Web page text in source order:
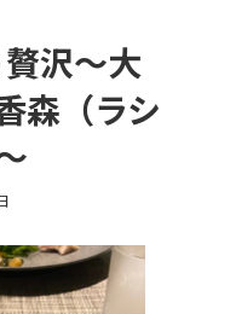
贅沢〜大
森（ラシ